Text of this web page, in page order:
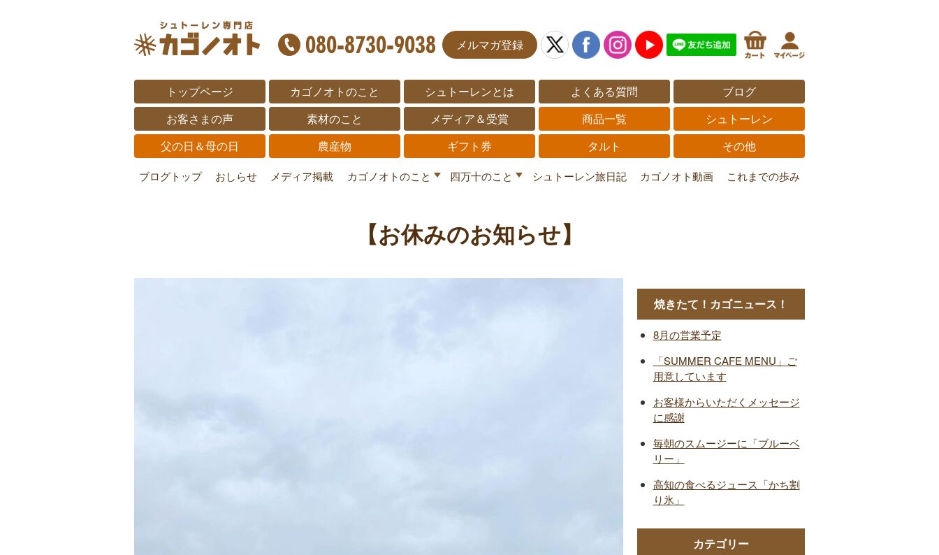
メルマガ登録
トップページ カゴノオトのこと シュトーレンとは よくある質問
ブログ
お客さまの声
素材のこと メディア＆受賞 商品一覧
シュトーレン
父の日＆母の日
農産物 ギフト券 タルト その他
ブログトップ おしらせ メディア掲載 カゴノオトのこと 四万十のこと シュトーレン旅日記 カゴノオト動画 これまでの歩み
【お休みのお知らせ】
焼きたて！カゴニュース！
8月の営業予定
「SUMMER CAFE MENU」ご
用意しています
お客様からいただくメッセージ
に感謝
毎朝のスムージーに「ブルーベ
リー」
高知の食べるジュース「かち割
り氷」
カテゴリー